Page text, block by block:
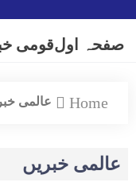
صفحہ اولقومی
Home عالمی
عالمی خبریں